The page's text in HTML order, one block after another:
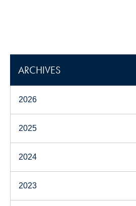
ARCHIVES
2026
2025
2024
2023